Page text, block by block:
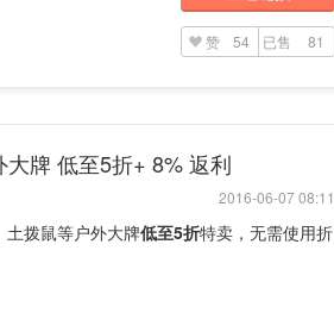
赞 54 已售 81
牌 低至5折+ 8% 返利
2016-06-07 08:11
土拨鼠等户外大牌低至5折特卖，无需使用折